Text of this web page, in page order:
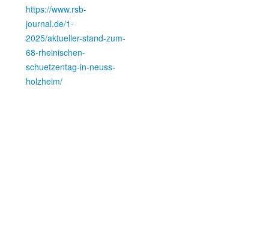
https://www.rsb-
journal.de/1-
2025/aktueller-stand-zum-
68-rheinischen-
schuetzentag-in-neuss-
holzheim/